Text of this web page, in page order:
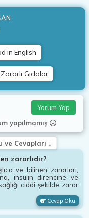
Gıdalar
in English
yapılmamış
Yorum Yap
ve Cevapları ↓
zararlıdır?
ve bilinen zararları,
insülin direncine ve
ciddi şekilde zarar
Cevap Oku